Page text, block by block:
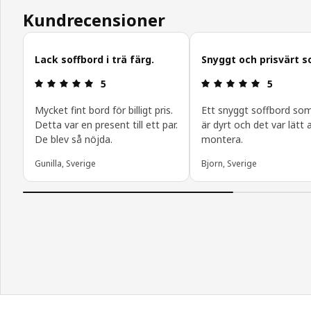
Kundrecensioner
Hoppa över
Lack soffbord i trä färg.
Recension: 5 utav 5 stjärnor.
5
Mycket fint bord för billigt pris.
Detta var en present till ett par.
De blev så nöjda.
Gunilla, Sverige
Snyggt och prisvärt
5
Ett snyggt soffbord
är dyrt och det var lätt
montera.
Bjorn, Sverige